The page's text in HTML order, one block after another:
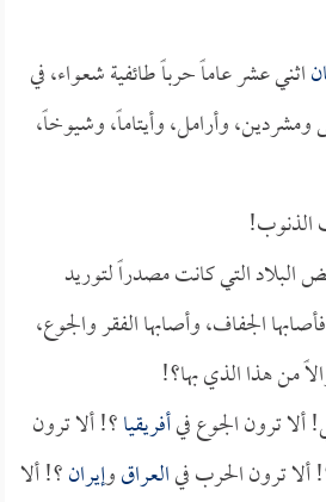
اثني عشر عاماً حرباً طائفية شعواء، في
وأرامل، وأيتاماً، وشيوخاً،
الذنوب!
البلاد التي كانت مصدراً لتوريد
الجفاف، وأصابها الفقر والجوع،
من هذا الذي بها؟!
ألا ترون الجوع فيأفريقيا؟! ألا ترون
ألا ترون الحرب فيالعراقوإيران؟! ألا